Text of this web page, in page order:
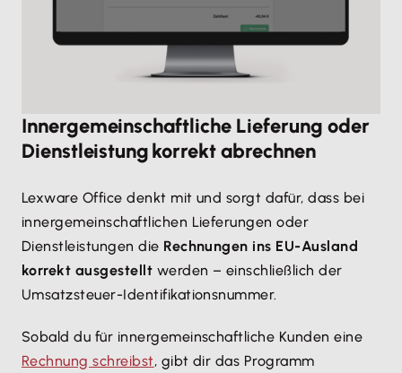
Innergemeinschaftliche Lieferung oder
Dienstleistung korrekt abrechnen
Lexware Office denkt mit und sorgt dafür, dass bei
innergemeinschaftlichen Lieferungen oder
Dienstleistungen die Rechnungen ins EU-Ausland
korrekt ausgestellt werden – einschließlich der
Umsatzsteuer-Identifikationsnummer.
Sobald du für innergemeinschaftliche Kunden eine
Rechnung schreibst, gibt dir das Programm